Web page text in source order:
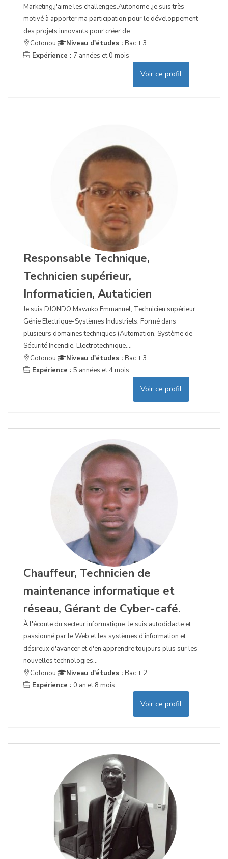
Marketing,j'aime les challenges.Autonome ,je suis très
motivé à apporter ma participation pour le développement
des projets innovants pour créer de...
Cotonou
Niveau d'études : Bac + 3
Expérience : 7 années et 0 mois
Voir ce profil
Responsable Technique,
Technicien supérieur,
Informaticien, Autaticien
Je suis DJONDO Mawuko Emmanuel, Technicien supérieur
Génie Electrique-Systèmes Industriels. Formé dans
plusieurs domaines techniques (Automation, Système de
Sécurité Incendie, Electrotechnique....
Cotonou
Niveau d'études : Bac + 3
Expérience : 5 années et 4 mois
Voir ce profil
Chauffeur, Technicien de
maintenance informatique et
réseau, Gérant de Cyber-café.
À l'écoute du secteur informatique. Je suis autodidacte et
passionné par le Web et les systèmes d'information et
désireux d'avancer et d'en apprendre toujours plus sur les
nouvelles technologies...
Cotonou
Niveau d'études : Bac + 2
Expérience : 0 an et 8 mois
Voir ce profil